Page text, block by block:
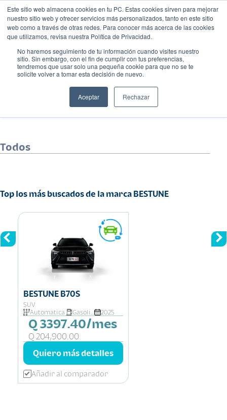
Este sitio web almacena cookies en tu PC. Estas cookies sirven para mejorar
nuestro sitio web y ofrecer servicios más personalizados, tanto en este sitio
web como a través de otras redes. Para conocer más acerca de las cookies
que utilizamos, revisa nuestra Política de Privacidad.
No haremos seguimiento de tu información cuando visites nuestro
sitio. Sin embargo, con el fin de cumplir con tus preferencias,
tendremos que usar solo una pequeña cookie para que no se te
solicite volver a tomar esta decisión de nuevo.
Aceptar Rechazar
BESTUNE
Todos
Top los más buscados de la marca BESTUNE
BESTUNE B70S
SUV
Automatica
Gasolina 2025
Q 3397.40/mes
Q 204,900.00
Quiero más detalles
Añadir al comparador